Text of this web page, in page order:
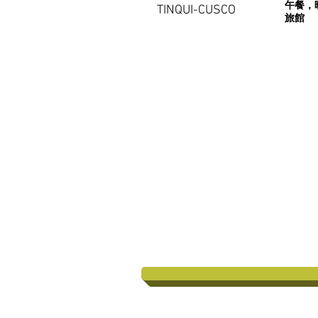
TINQUI-CUSCO
午餐，
旅館